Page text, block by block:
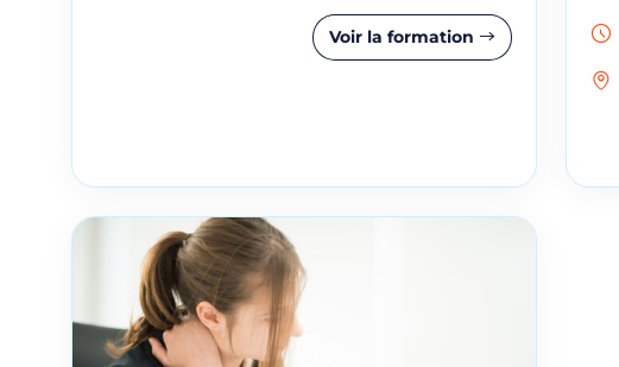
Voir la formation
Adresse e-mail